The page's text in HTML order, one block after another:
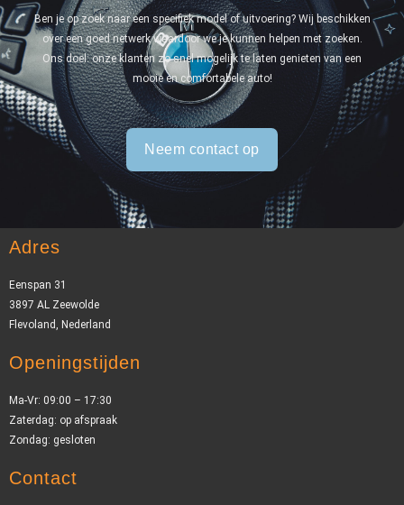
Ben je op zoek naar een specifiek model of uitvoering? Wij beschikken
over een goed netwerk waardoor we je kunnen helpen met zoeken.
Ons doel: onze klanten zo snel mogelijk te laten genieten van een
mooie en comfortabele auto!
Neem contact op
Adres
Eenspan 31
3897 AL Zeewolde
Flevoland, Nederland
Openingstijden
Ma-Vr: 09:00 – 17:30
Zaterdag: op afspraak
Zondag: gesloten
Contact